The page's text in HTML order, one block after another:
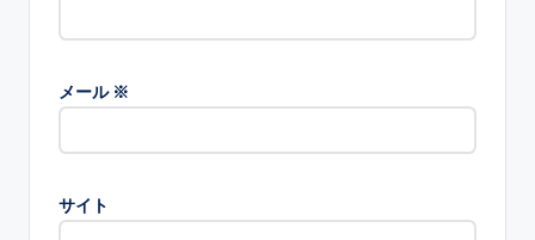
メール ※
サイト